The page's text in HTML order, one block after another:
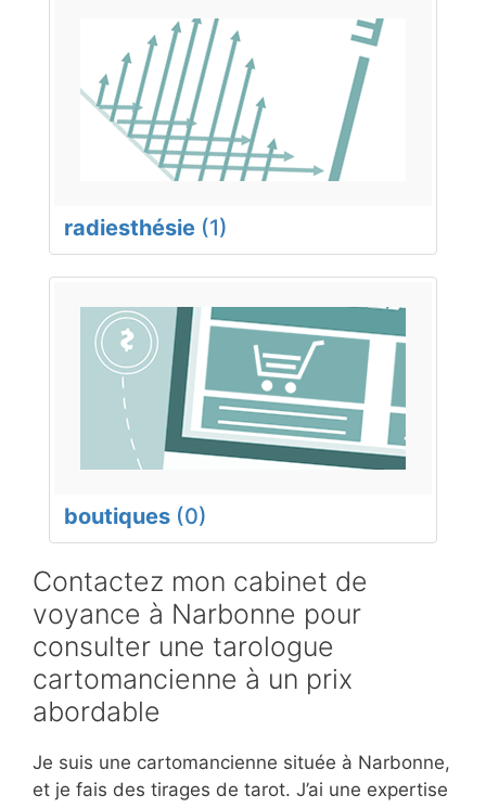
radiesthésie (1)
boutiques (0)
Contactez mon cabinet de
voyance à Narbonne pour
consulter une tarologue
cartomancienne à un prix
abordable
Je suis une cartomancienne située à Narbonne,
et je fais des tirages de tarot. J’ai une expertise